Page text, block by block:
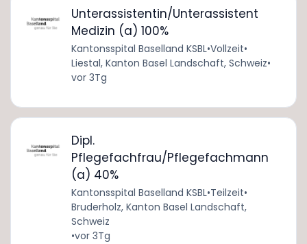
Unterassistentin/Unterassistent
Medizin (a) 100%
Kantonsspital Baselland KSBL•Vollzeit•
Liestal, Kanton Basel Landschaft, Schweiz•
vor 3Tg
Dipl.
Pflegefachfrau/Pflegefachmann
(a) 40%
Kantonsspital Baselland KSBL•Teilzeit•
Bruderholz, Kanton Basel Landschaft,
Schweiz
•vor 3Tg